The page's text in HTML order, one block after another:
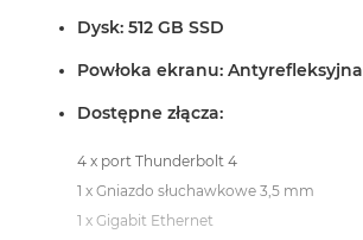
Dysk: 512 GB SSD
Powłoka ekranu: Antyrefleksyjna
Dostępne złącza:
4 x port Thunderbolt 4
1 x Gniazdo słuchawkowe 3,5 mm
1 x Gigabit Ethernet